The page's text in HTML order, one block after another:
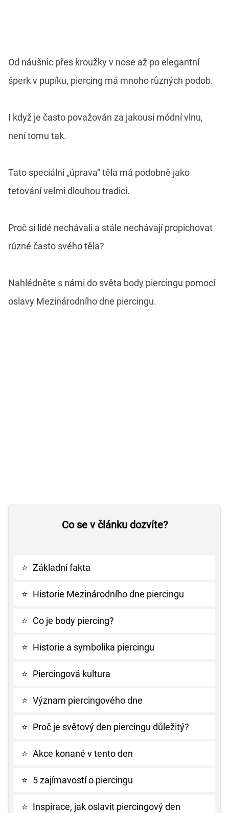
Od náušnic přes kroužky v nose až po elegantní
šperk v pupíku, piercing má mnoho různých podob.
I když je často považován za jakousi módní vlnu,
není tomu tak.
Tato speciální „úprava“ těla má podobně jako
tetování velmi dlouhou tradici.
Proč si lidé nechávali a stále nechávají propichovat
různé často svého těla?
Nahlédněte s námi do světa body piercingu pomocí
oslavy Mezinárodního dne piercingu.
Co se v článku dozvíte?
⭐ Základní fakta
⭐ Historie Mezinárodního dne piercingu
⭐ Co je body piercing?
⭐ Historie a symbolika piercingu
⭐ Piercingová kultura
⭐ Význam piercingového dne
⭐ Proč je světový den piercingu důležitý?
⭐ Akce konané v tento den
⭐ 5 zajímavostí o piercingu
⭐ Inspirace, jak oslavit piercingový den